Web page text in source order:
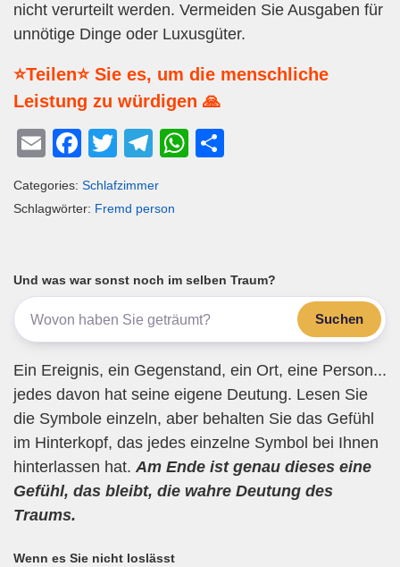
nicht verurteilt werden. Vermeiden Sie Ausgaben für
unnötige Dinge oder Luxusgüter.
⭐Teilen⭐ Sie es, um die menschliche
Leistung zu würdigen 🙏
E
m
ail
F
a
c
o
o
k
T
wi
tt
T
e
m
W
p
p
Categories: Schlafzimmer
Schlagwörter: Fremd person
Und was war sonst noch im selben Traum?
Suchen
Ein Ereignis, ein Gegenstand, ein Ort, eine Person...
jedes davon hat seine eigene Deutung. Lesen Sie
die Symbole einzeln, aber behalten Sie das Gefühl
im Hinterkopf, das jedes einzelne Symbol bei Ihnen
hinterlassen hat.Am Ende ist genau dieses eine
Gefühl, das bleibt, die wahre Deutung des
Traums.
Wenn es Sie nicht loslässt